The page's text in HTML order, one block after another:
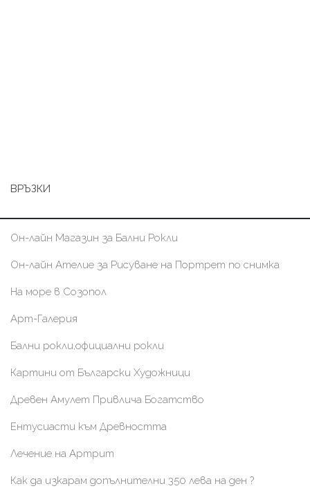
ВРЪЗКИ
Он-лайн Магазин за Бални Рокли
Он-лайн Ателие за Рисуване на Портрет по снимка
На море в Созопол
Арт-Галерия
Бални рокли,официални рокли
Картини от Български Художници
Древен Амулет Привлича Богатство
Ентусиасти към Древността
Лечение на Артрит
Как да изкарам допълнителни 350 лева на ден ?